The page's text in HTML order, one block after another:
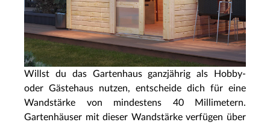
Willst du das Gartenhaus ganzjährig als Hobby-
oder Gästehaus nutzen, entscheide dich für eine
Wandstärke von mindestens 40 Millimetern.
Gartenhäuser mit dieser Wandstärke verfügen über